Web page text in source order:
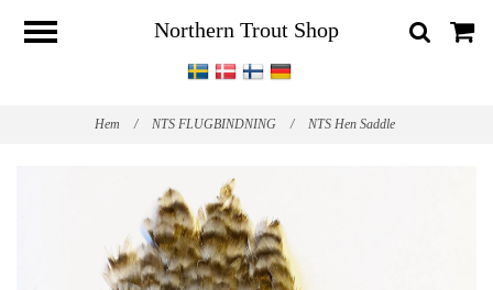
Northern Trout Shop
Hem / NTS FLUGBINDNING / NTS Hen Saddle